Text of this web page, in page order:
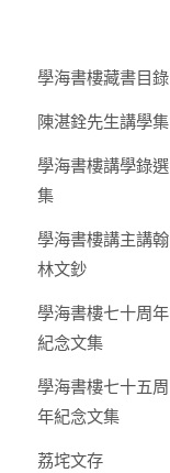
學海書樓藏書目錄
陳湛銓先生講學集
學海書樓講學錄選
集
學海書樓講主講翰
林文鈔
學海書樓七十周年
紀念文集
學海書樓七十五周
年紀念文集
荔垞文存